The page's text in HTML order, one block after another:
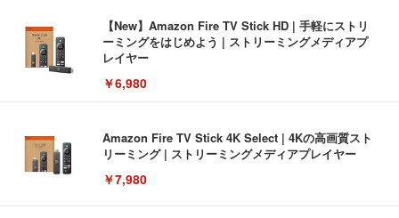
【New】Amazon Fire TV Stick HD | 手軽にストリ
ーミングをはじめよう | ストリーミングメディアプ
レイヤー
￥6,980
Amazon Fire TV Stick 4K Select | 4Kの高画質スト
リーミング | ストリーミングメディアプレイヤー
￥7,980